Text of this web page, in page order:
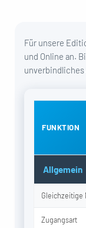
Für unsere
und Online an.
unverbindliches
FUNKTION
Allgemein
Gleichzeitige
Zugangsart